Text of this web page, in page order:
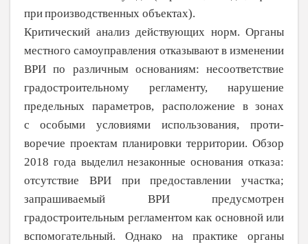
припроизводствен­ных объектах).
Критический анализ действующих норм. Органы
местного самоуправления отказывают в изменении
ВРИ по различным основаниям: несоответствие
градострои­тельному регламенту, нарушение
предель­ных параметров, расположение в зонах
с
особыми условиями использования, проти­
воречие проектам планировки территории. Обзор
2018 года выделил незаконные основания отказа:
отсутствие ВРИ при
предоставлении участка;
запрашивае­мый ВРИ предусмотрен
градостроительным регламентом как основной или
вспомога­тельный. Однако на
практике органы